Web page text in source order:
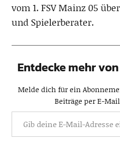
vom 1. FSV Mainz 05
und Spielerberater.
Entdecke mehr
Melde dich für ein
Beiträge per E-